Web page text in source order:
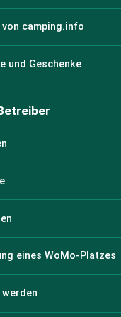
camping.info
und Geschenke
eines WoMo-Platzes